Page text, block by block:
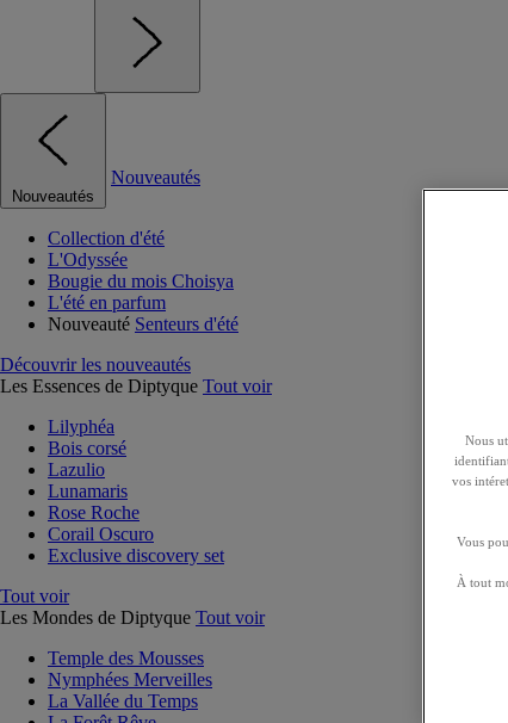
Nouveautés
Nouveautés
Collection d'été
L'Odyssée
Bougie du mois Choisya
L'été en parfum
Nouveauté Senteurs d'été
Découvrir les nouveautés
Les Essences de Diptyque Tout voir
Lilyphéa
Bois corsé
Lazulio
Lunamaris
Rose Roche
Corail Oscuro
Exclusive discovery set
Tout voir
Les Mondes de Diptyque Tout voir
Temple des Mousses
Nymphées Merveilles
La Vallée du Temps
Nous
vos
Vous
À tout